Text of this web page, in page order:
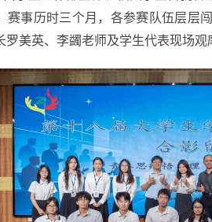
赛事历时三个月，各参赛队伍层层
罗美英、李蠲老师及学生代表现场观